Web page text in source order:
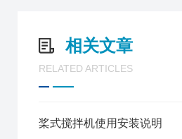
相关文章
RELATED ARTICLES
桨式搅拌机使用安装说明